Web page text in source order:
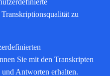
zu
Sie mit den Transkripten
Antworten erhalten.